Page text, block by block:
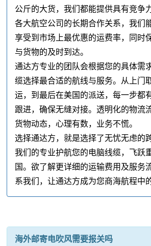
公斤的大货，我们都能提供具有竞争
各大航空公司的长期合作关系，我们
享受到市场上最优惠的运费率，同时
与货物的及时到达。
通达方专业的团队会根据您的具体需
缆选择最合适的航线与服务。从上门
运，到最后在美国的派送，每一步都
跟进，确保无缝对接。透明化的物流
货物动态，心理有数，业务不慌。
选择通达方，就是选择了无忧无虑的
我们的专业护航您的电脑线缆，飞跃
国。欲了解更详细的运输费用及服务
系我们，让通达方成为您商海航程中
海外邮寄电吹风需要报关吗